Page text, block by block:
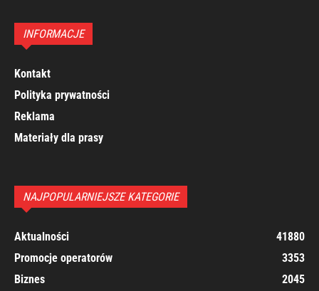
INFORMACJE
Kontakt
Polityka prywatności
Reklama
Materiały dla prasy
NAJPOPULARNIEJSZE KATEGORIE
Aktualności
41880
Promocje operatorów
3353
Biznes
2045